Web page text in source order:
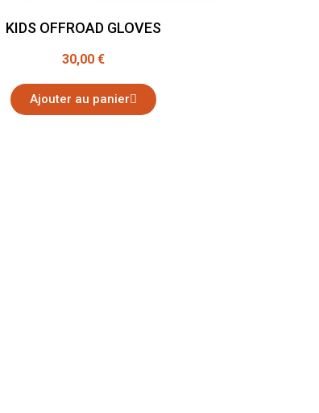
KIDS OFFROAD GLOVES
30,00 €
Ajouter au panier